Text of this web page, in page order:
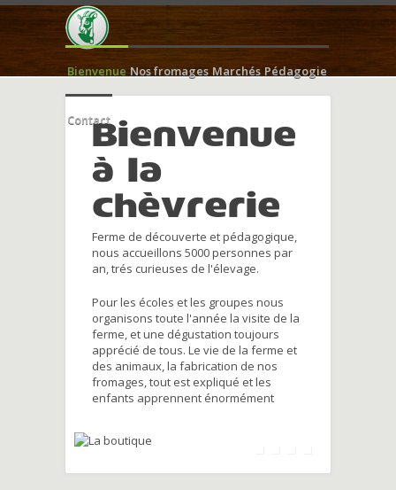
Bienvenue Nos fromages Marchés Pédagogie
ContactBienvenue
à la
chèvrerie
Ferme de découverte et pédagogique,
nous accueillons 5000 personnes par
an, trés curieuses de l'élevage.
Pour les écoles et les groupes nous
organisons toute l'année la visite de la
ferme, et une dégustation toujours
apprécié de tous. Le vie de la ferme et
des animaux, la fabrication de nos
fromages, tout est expliqué et les
enfants apprennent énormément